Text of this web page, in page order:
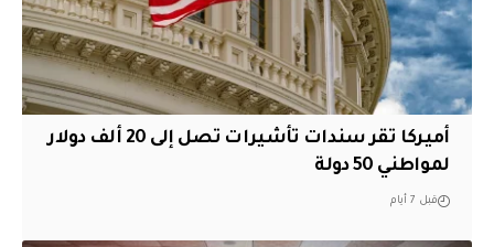
أميركا تقر سندات تأشيرات تصل إلى 20 ألف دولار
لمواطني 50 دولة
قبل 7 أيام